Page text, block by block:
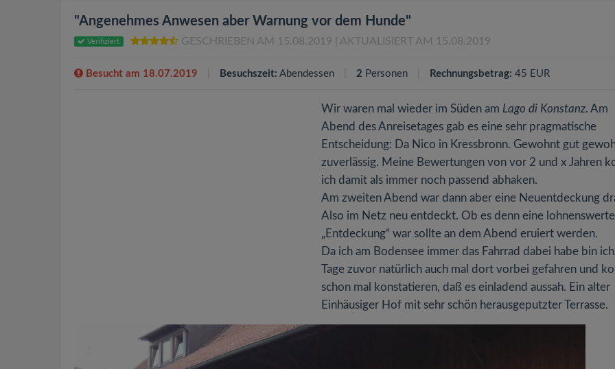
"Angenehmes Anwesen aber Warnung vor dem Hunde"
Verifiziert GESCHRIEBEN AM 15.08.2019 | AKTUALISIERT AM 15.08.2019
Besucht am 18.07.2019 Besuchszeit: Abendessen 2 Personen Rechnungsbetrag: 45 EUR
Wir waren mal wieder im Süden am Lago di Konstanz. Am
Abend des Anreisetages gab es eine sehr pragmatische
Entscheidung: Da Nico in Kressbronn. Gewohnt gut
zuverlässig. Meine Bewertungen von vor 2 und x Jahren
ich damit als immer noch passend abhaken.
Am zweiten Abend war dann aber eine Neuentdeckung
Also im Netz neu entdeckt. Ob es denn eine lohnenswerte
„Entdeckung“ war sollte an dem Abend eruiert werden.
Da ich am Bodensee immer das Fahrrad dabei habe bin
Tage zuvor natürlich auch mal dort vorbei gefahren und
schon mal konstatieren, daß es einladend aussah. Ein alter
Einhäusiger Hof mit sehr schön herausgeputzter Terrasse.